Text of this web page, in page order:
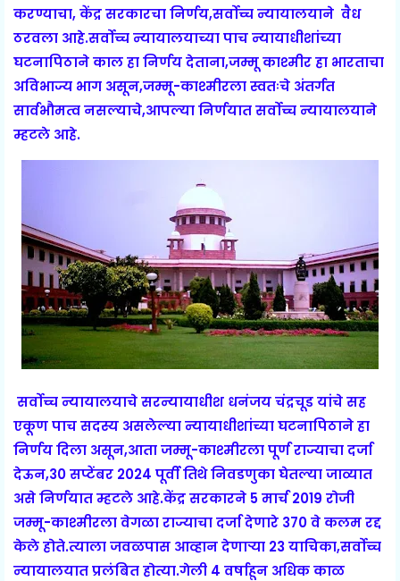
करण्याचा, केंद्र सरकारचा निर्णय,सर्वोच्च न्यायालयाने वैध
ठरवला आहे.सर्वोच्च न्यायालयाच्या पाच न्यायाधीशांच्या
घटनापिठाने काल हा निर्णय देताना,जम्मू काश्मीर हा भारताचा
अविभाज्य भाग असून,जम्मू-काश्मीरला स्वतःचे अंतर्गत
सार्वभौमत्व नसल्याचे,आपल्या निर्णयात सर्वोच्च न्यायालयाने
म्हटले आहे.
सर्वोच्च न्यायालयाचे सरन्यायाधीश धनंजय चंद्रचूड यांचे सह
एकूण पाच सदस्य असलेल्या न्यायाधीशांच्या घटनापिठाने हा
निर्णय दिला असून,आता जम्मू-काश्मीरला पूर्ण राज्याचा दर्जा
देऊन,30 सप्टेंबर 2024 पूर्वी तिथे निवडणुका घेतल्या जाव्यात
असे निर्णयात म्हटले आहे.केंद्र सरकारने 5 मार्च 2019 रोजी
जम्मू-काश्मीरला वेगळा राज्याचा दर्जा देणारे 370 वे कलम रद्द
केले होते.त्याला जवळपास आव्हान देणाऱ्या 23 याचिका,सर्वोच्च
न्यायालयात प्रलंबित होत्या.गेली 4 वर्षाहून अधिक काळ